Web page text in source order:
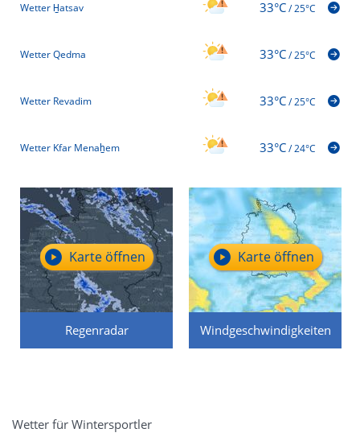
Wetter H̱atsav 33°C/25°C
Wetter Qedma 33°C/25°C
Wetter Revadim 33°C/25°C
Wetter Kfar Menaẖem 33°C/24°C
Regenradar
Karte öffnen
Windgeschwindigkeiten
Karte öffnen
Wetter für Wintersportler